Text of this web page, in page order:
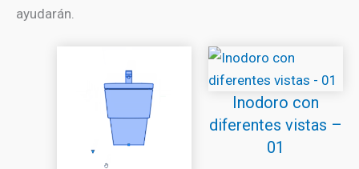
ayudarán.
Inodoro con
diferentes vistas –
01